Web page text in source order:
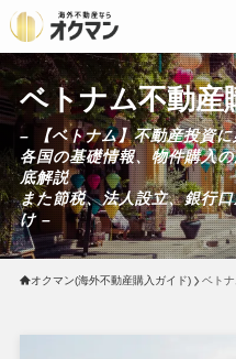
ベトナム不動産
– 【ベトナム】不動産投資
各国の基礎情報、物件購入
底解説
また節税、法人設立、銀行
け –
オクマン(海外不動産購入ガイド) ベトナ